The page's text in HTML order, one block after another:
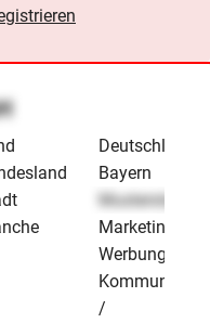
Deutschland
Bayern
Musterstadt
Marketing /
Werbung /
/